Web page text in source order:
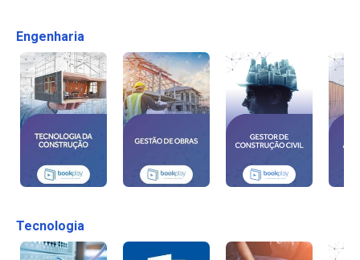
Engenharia
Tecnologia